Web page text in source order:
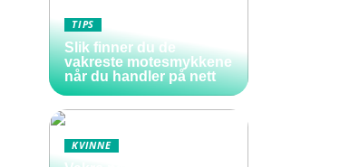
TIPS
Slik finner du de
vakreste motesmykkene
når du handler på nett
KVINNE